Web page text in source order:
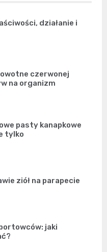
działanie i
czerwonej
na organizm
pasty kanapkowe
tylko
ziół na parapecie
jaki